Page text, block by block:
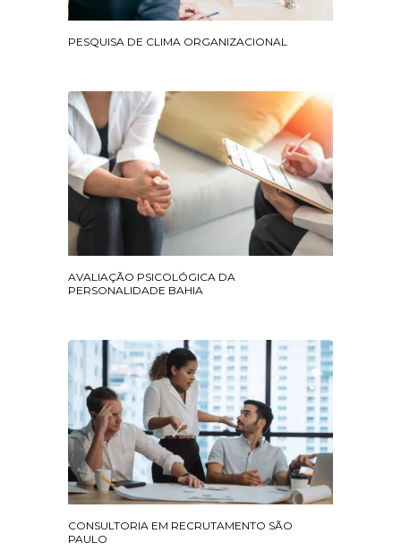
PESQUISA DE CLIMA ORGANIZACIONAL
AVALIAÇÃO PSICOLÓGICA DA
PERSONALIDADE BAHIA
CONSULTORIA EM RECRUTAMENTO SÃO
PAULO